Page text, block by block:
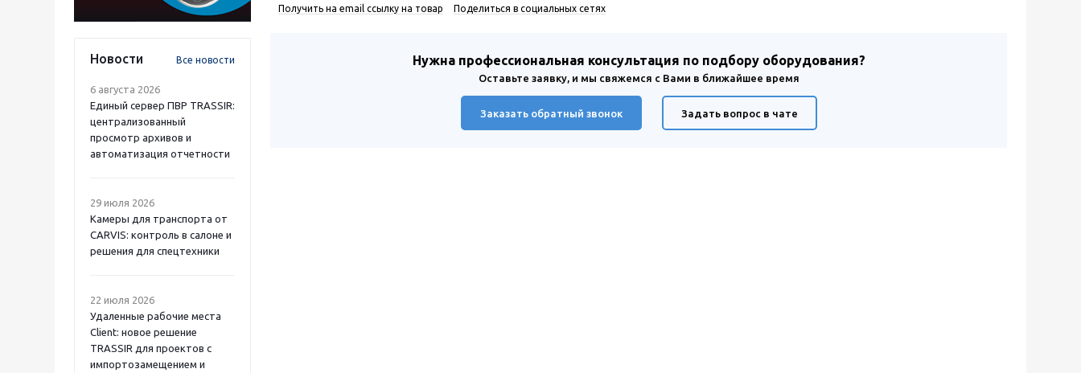
Новости Все новости
6 августа 2026
Единый сервер ПВР TRASSIR:
централизованный
просмотр архивов и
автоматизация отчетности
29 июля 2026
Камеры для транспорта от
CARVIS: контроль в салоне и
решения для спецтехники
22 июля 2026
Удаленные рабочие места
Client: новое решение
TRASSIR для проектов с
импортозамещением и
Получить на email ссылку на товар Поделиться в социальных сетях
Нужна профессиональная консультация по подбору оборудования?
Оставьте заявку, и мы свяжемся с Вами в ближайшее время
Заказать обратный звонок Задать вопрос в чате